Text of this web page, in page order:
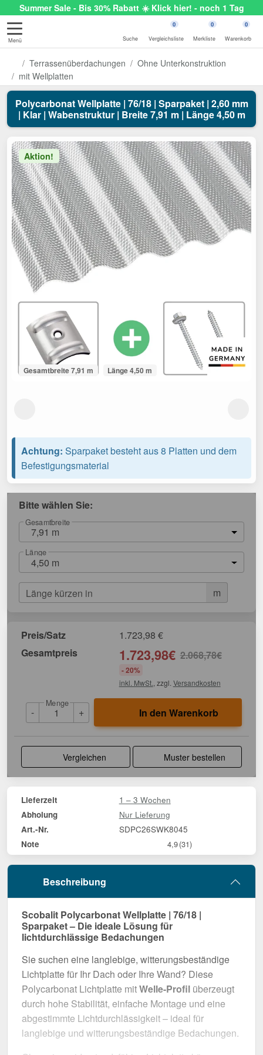
Summer Sale - Bis 30% Rabatt ☀️ Klick hier! - noch 1 Tag
Menü Suche
0
Vergleichsliste
0
Merkliste
0
Warenkorb
Terrassenüberdachungen
Ohne Unterkonstruktion
mit Wellplatten
Polycarbonat Wellplatte | 76/18 | Sparpaket | 2,60 mm
| Klar | Wabenstruktur | Breite 7,91 m | Länge 4,50 m
Aktion!
Gesamtbreite 7,91 m Länge 4,50 m
Achtung: Sparpaket besteht aus 8 Platten und dem
Befestigungsmaterial
Bitte wählen Sie:
Gesamtbreite
7,91 m
Länge
4,50 m
m
Länge kürzen in
Preis/Satz 1.723,98 €
Gesamtpreis
1.723,98€ 2.068,78€
- 20%
inkl. MwSt. , zzgl. Versandkosten
-
Menge
+ In den Warenkorb
Vergleichen Muster bestellen
Lieferzeit 1 – 3 Wochen
Abholung Nur Lieferung
Art.-Nr. SDPC26SWK8045
Note 4,9(31)
Beschreibung
Scobalit Polycarbonat Wellplatte | 76/18 |
Sparpaket – Die ideale Lösung für
lichtdurchlässige Bedachungen
Sie suchen eine langlebige, witterungsbeständige
Lichtplatte für Ihr Dach oder Ihre Wand? Diese
Polycarbonat Lichtplatte mitWelle-Profil überzeugt
durch hohe Stabilität, einfache Montage und eine
abgestimmte Lichtdurchlässigkeit – ideal für
langlebige und witterungsbeständige Bedachungen.